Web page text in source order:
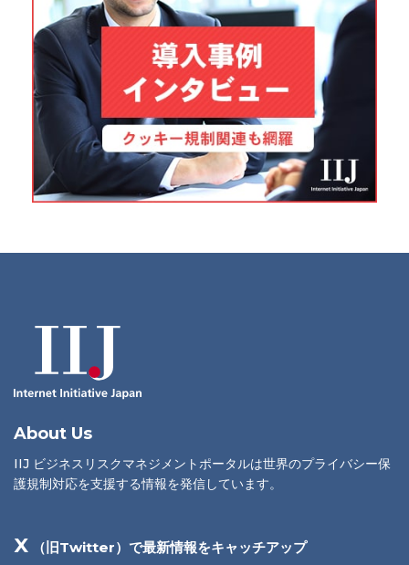
About Us
IIJ ビジネスリスクマネジメントポータルは世界のプライバシー保
護規制対応を支援する情報を発信しています。
X （旧Twitter）で最新情報をキャッチアップ